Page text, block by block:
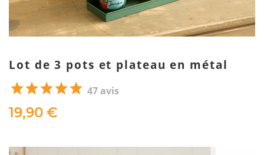
Lot de 3 pots et plateau en métal
47 avis
19,90 €